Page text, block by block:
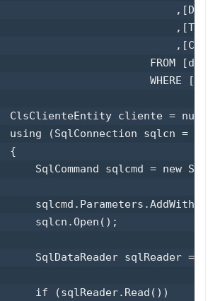
FROM
WHERE
ClsClienteEntity cliente = null;
using (SqlConnection sqlcn =
{
SqlCommand sqlcmd = new
sqlcn.Open();
SqlDataReader sqlReader =
if (sqlReader.Read())